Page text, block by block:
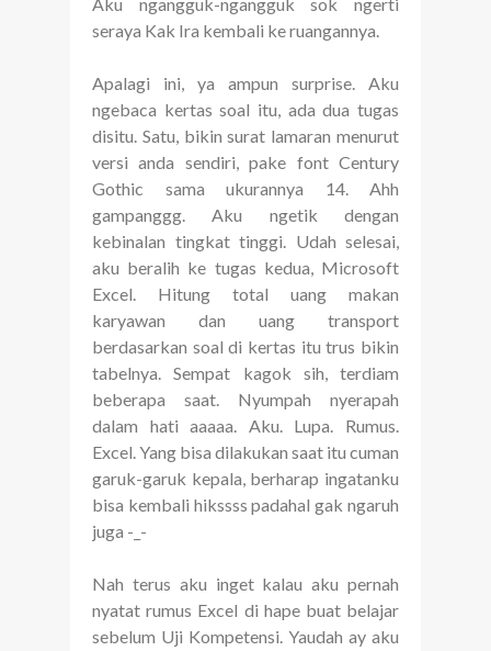
Aku ngangguk-ngangguk sok ngerti
seraya Kak Ira kembali ke ruangannya.
Apalagi ini, ya ampun surprise. Aku
ngebaca kertas soal itu, ada dua tugas
disitu. Satu, bikin surat lamaran menurut
versi anda sendiri, pake font Century
Gothic sama ukurannya 14. Ahh
gampanggg. Aku ngetik dengan
kebinalan tingkat tinggi. Udah selesai,
aku beralih ke tugas kedua, Microsoft
Excel. Hitung total uang makan
karyawan dan uang transport
berdasarkan soal di kertas itu trus bikin
tabelnya. Sempat kagok sih, terdiam
beberapa saat. Nyumpah nyerapah
dalam hati aaaaa. Aku. Lupa. Rumus.
Excel. Yang bisa dilakukan saat itu cuman
garuk-garuk kepala, berharap ingatanku
bisa kembali hikssss padahal gak ngaruh
juga -_-
Nah terus aku inget kalau aku pernah
nyatat rumus Excel di hape buat belajar
sebelum Uji Kompetensi. Yaudah ay aku